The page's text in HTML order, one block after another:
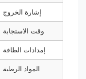
إشارة الخروج
وقت الاستجابة
إمدادات الطاقة
المواد الرطبة